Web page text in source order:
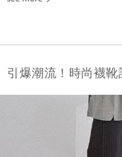
引爆潮流！時尚襪靴